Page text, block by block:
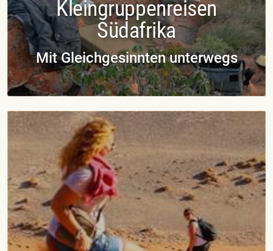
Kleingruppenreisen
Südafrika
Mit Gleichgesinnten unterwegs